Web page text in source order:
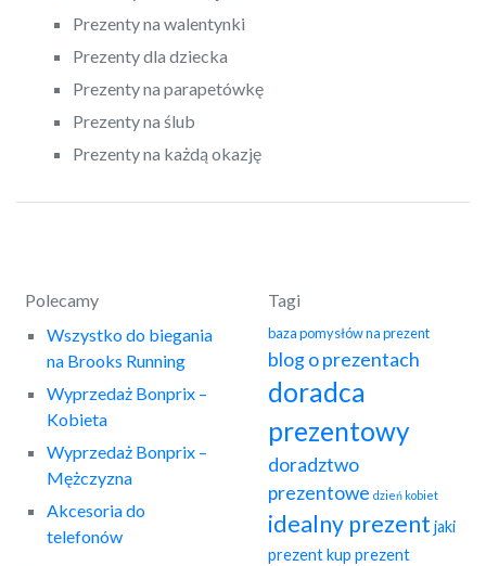
Prezenty na walentynki
Prezenty dla dziecka
Prezenty na parapetówkę
Prezenty na ślub
Prezenty na każdą okazję
Polecamy
Wszystko do biegania
na Brooks Running
Wyprzedaż Bonprix –
Kobieta
Wyprzedaż Bonprix –
Mężczyzna
Akcesoria do
telefonów
Tagi
baza pomysłów na prezent
blog o prezentach
doradca
prezentowy
doradztwo
prezentowe dzień kobiet
idealny prezent jaki
prezentkup prezent